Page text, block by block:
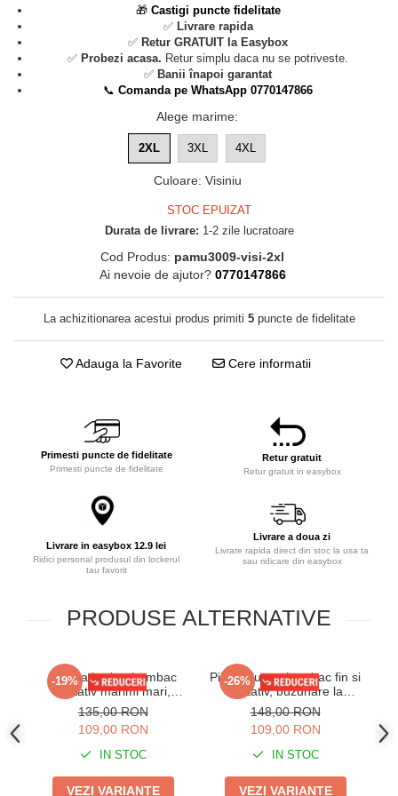
🎁 Castigi puncte fidelitate
✅ Livrare rapida
✅ Retur GRATUIT la Easybox
✅ Probezi acasa. Retur simplu daca nu se potriveste.
✅ Banii înapoi garantat
📞 Comanda pe WhatsApp 0770147866
Alege marime:
2XL 3XL 4XL
Culoare: Visiniu
STOC EPUIZAT
Durata de livrare: 1-2 zile lucratoare
Cod Produs: pamu3009-visi-2xl
Ai nevoie de ajutor? 0770147866
La achizitionarea acestui produs primiti 5puncte de fidelitate
Adauga la Favorite Cere informatii
Primesti puncte de fidelitate
Primesti puncte de fidelitate
Retur gratuit
Retur gratuit in easybox
Livrare in easybox 12.9 lei
Ridici personal produsul din lockerul
tau favorit
Livrare a doua zi
Livrare rapida direct din stoc la usa ta
sau ridicare din easybox
PRODUSE ALTERNATIVE
-19%
Pijama barbat bumbac
calitativ marimi mari,
maneci si pantaloni lungi
cu buzunare bleumarin
201/205
135,00 RON
109,00 RON
IN STOC
VEZI VARIANTE
-26%
Pijama lunga bumbac fin si
calitativ, buzunare la
pantaloni bleumarin 207
148,00 RON
109,00 RON
IN STOC
VEZI VARIANTE